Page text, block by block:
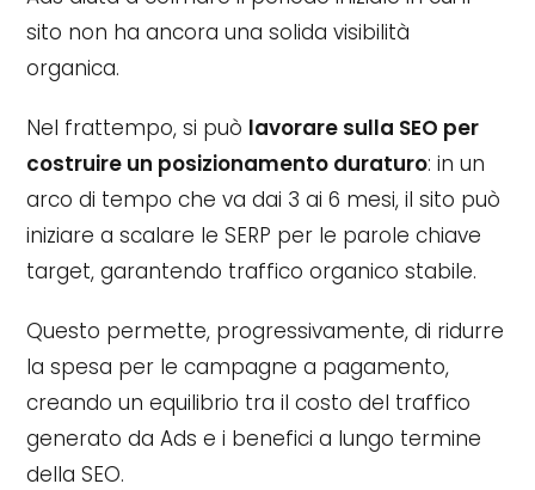
sito non ha ancora una solida visibilità
organica.
Nel frattempo, si può lavorare sulla SEO per
costruire un posizionamento duraturo: in un
arco di tempo che va dai 3 ai 6 mesi, il sito può
iniziare a scalare le SERP per le parole chiave
target, garantendo traffico organico stabile.
Questo permette, progressivamente, di ridurre
la spesa per le campagne a pagamento,
creando un equilibrio tra il costo del traffico
generato da Ads e i benefici a lungo termine
della SEO.